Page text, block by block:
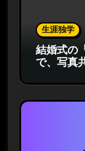
生涯独学
結婚式の
で、写真